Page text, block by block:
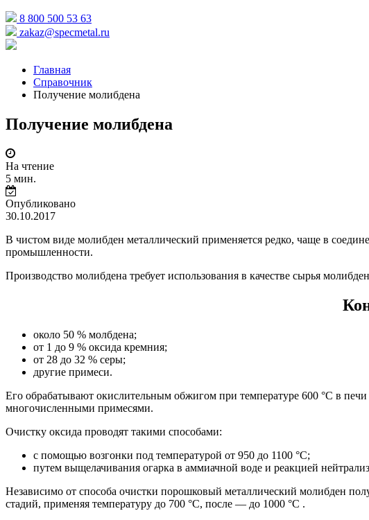
8 800 500 53 63
zakaz@specmetal.ru
Главная
Справочник
Получение молибдена
Получение молибдена
На чтение
5 мин.
Опубликовано
30.10.2017
В чистом виде молибден металлический применяется редко, чаще в
промышленности.
Производство молибдена требует использования в качестве сырья
около 50 % молбдена;
от 1 до 9 % оксида кремния;
от 28 до 32 % серы;
другие примеси.
Его обрабатывают окислительным обжигом при температуре 600 °C в
многочисленными примесями.
Очистку оксида проводят такими способами:
с помощью возгонки под температурой от 950 до 1100 °C;
путем выщелачивания огарка в аммиачной воде и реакцией
Независимо от способа очистки порошковый металлический молибден
стадий, применяя температуру до 700 °C, после — до 1000 °C .